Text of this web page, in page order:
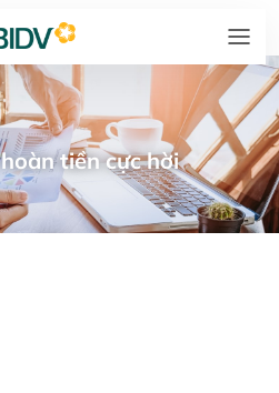
tiền cực hời